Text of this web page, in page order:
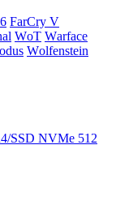
FarCry V
WоТ Wаrfасе
Wоlfеnstеin